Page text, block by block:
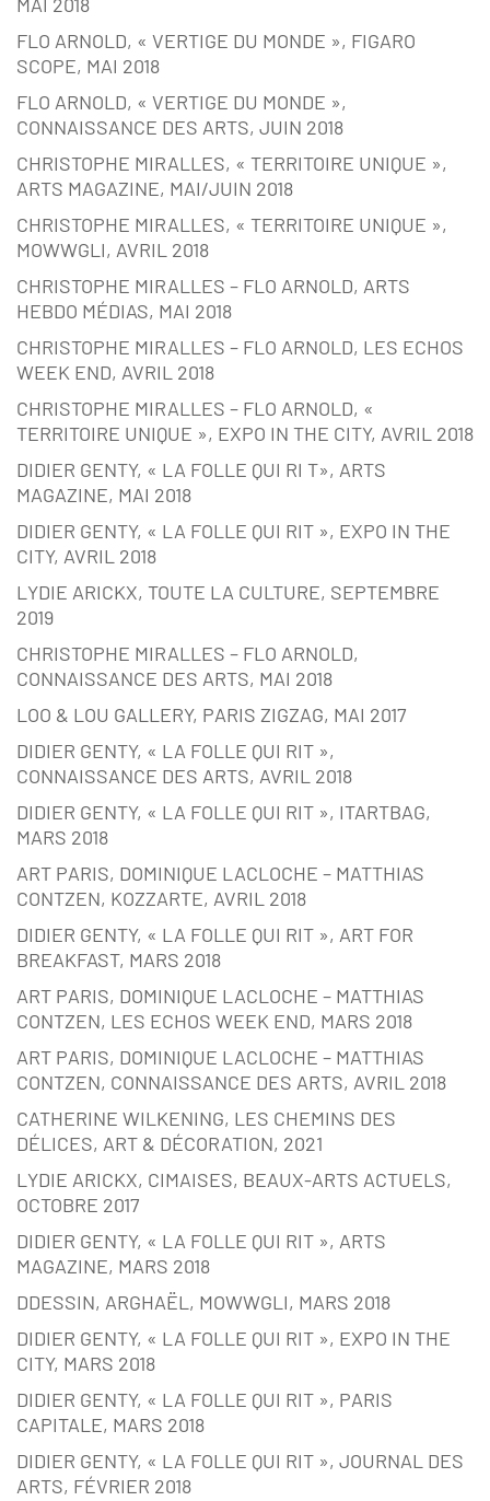
FLO ARNOLD, « VERTIGE DU MONDE », FIGARO
SCOPE, MAI 2018
FLO ARNOLD, « VERTIGE DU MONDE »,
CONNAISSANCE DES ARTS, JUIN 2018
CHRISTOPHE MIRALLES, « TERRITOIRE UNIQUE »,
ARTS MAGAZINE, MAI/JUIN 2018
CHRISTOPHE MIRALLES, « TERRITOIRE UNIQUE »,
MOWWGLI, AVRIL 2018
CHRISTOPHE MIRALLES – FLO ARNOLD, ARTS
HEBDO MÉDIAS, MAI 2018
CHRISTOPHE MIRALLES – FLO ARNOLD, LES ECHOS
WEEK END, AVRIL 2018
CHRISTOPHE MIRALLES – FLO ARNOLD, «
TERRITOIRE UNIQUE », EXPO IN THE CITY, AVRIL 2018
DIDIER GENTY, « LA FOLLE QUI RI T», ARTS
MAGAZINE, MAI 2018
DIDIER GENTY, « LA FOLLE QUI RIT », EXPO IN THE
CITY, AVRIL 2018
LYDIE ARICKX, TOUTE LA CULTURE, SEPTEMBRE
2019
CHRISTOPHE MIRALLES – FLO ARNOLD,
CONNAISSANCE DES ARTS, MAI 2018
LOO & LOU GALLERY, PARIS ZIGZAG, MAI 2017
DIDIER GENTY, « LA FOLLE QUI RIT »,
CONNAISSANCE DES ARTS, AVRIL 2018
DIDIER GENTY, « LA FOLLE QUI RIT », ITARTBAG,
MARS 2018
ART PARIS, DOMINIQUE LACLOCHE – MATTHIAS
CONTZEN, KOZZARTE, AVRIL 2018
DIDIER GENTY, « LA FOLLE QUI RIT », ART FOR
BREAKFAST, MARS 2018
ART PARIS, DOMINIQUE LACLOCHE – MATTHIAS
CONTZEN, LES ECHOS WEEK END, MARS 2018
ART PARIS, DOMINIQUE LACLOCHE – MATTHIAS
CONTZEN, CONNAISSANCE DES ARTS, AVRIL 2018
CATHERINE WILKENING, LES CHEMINS DES
DÉLICES, ART & DÉCORATION, 2021
LYDIE ARICKX, CIMAISES, BEAUX-ARTS ACTUELS,
OCTOBRE 2017
DIDIER GENTY, « LA FOLLE QUI RIT », ARTS
MAGAZINE, MARS 2018
DDESSIN, ARGHAËL, MOWWGLI, MARS 2018
DIDIER GENTY, « LA FOLLE QUI RIT », EXPO IN THE
CITY, MARS 2018
DIDIER GENTY, « LA FOLLE QUI RIT », PARIS
CAPITALE, MARS 2018
DIDIER GENTY, « LA FOLLE QUI RIT », JOURNAL DES
ARTS, FÉVRIER 2018